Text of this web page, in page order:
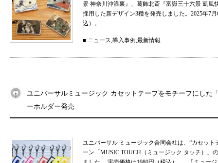
景 神奈川沖浪裏』、葛飾北斎『富嶽三十六景 凱
採用した新デザイン3種を発売しました。2025年7
込）。...
■ ニュース,導入事例,最新情報
ユニバーサルミュージック カセットテープをモチーフにした
ーホルダー発売
ユニバーサル ミュージック合同会社は、“カセッ
ーン「MUSIC TOUCH（ミュージック タッチ）」